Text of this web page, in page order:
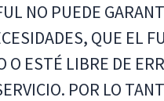
NO PUEDE
QUE EL
ESTÉ LIBRE DE
POR LO